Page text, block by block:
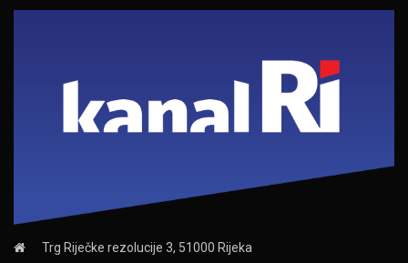
Trg Riječke rezolucije 3, 51000 Rijeka